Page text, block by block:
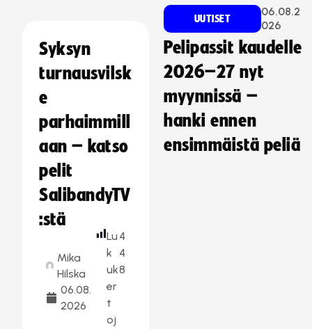
Syksyn
turnausvilsk
e
parhaimmill
aan – katso
pelit
SalibandyTV
:stä
Mika
Hilska
06.08.
2026
Lu
k
uk
er
t
oj
4
4
8
UUTISET
06.08.2
026
Pelipassit kaudelle
2026–27 nyt
myynnissä –
hanki ennen
ensimmäistä peliä